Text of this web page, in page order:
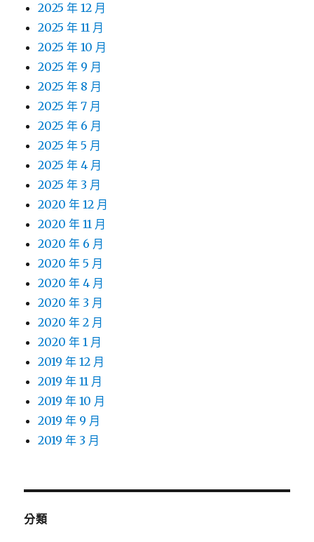
2025 年 12 月
2025 年 11 月
2025 年 10 月
2025 年 9 月
2025 年 8 月
2025 年 7 月
2025 年 6 月
2025 年 5 月
2025 年 4 月
2025 年 3 月
2020 年 12 月
2020 年 11 月
2020 年 6 月
2020 年 5 月
2020 年 4 月
2020 年 3 月
2020 年 2 月
2020 年 1 月
2019 年 12 月
2019 年 11 月
2019 年 10 月
2019 年 9 月
2019 年 3 月
分類